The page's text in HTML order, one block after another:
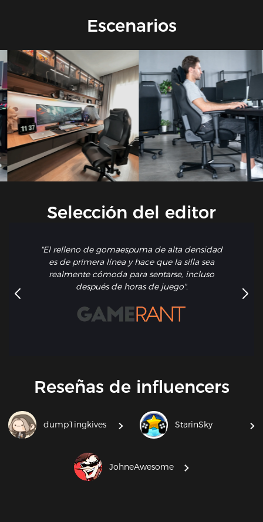
Escenarios
Selección del editor
"El relleno de gomaespuma de alta densidad
es de primera línea y hace que la silla sea
realmente cómoda para sentarse, incluso
después de horas de juego".
Reseñas de influencers
dump1ingkives StarinSky
JohneAwesome